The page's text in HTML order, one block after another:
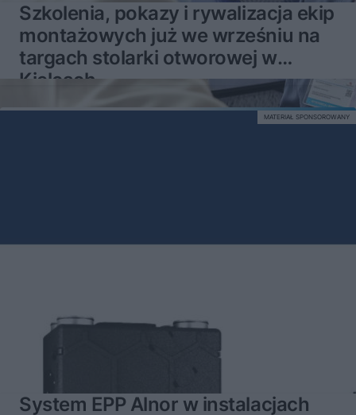
Szkolenia, pokazy i rywalizacja ekip
montażowych już we wrześniu na
targach stolarki otworowej w
Kielcach
System EPP Alnor w instalacjach
MATERIAŁ SPONSOROWANY